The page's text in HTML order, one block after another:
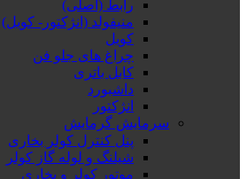
رابط (اصلی)
منیفولد (انژکتور- کویل)
کویل
چراغ های جلو فن
کابل باتری
داشبورد
انژکتور
سرمایش گرمایش
پنل کنترل کولر بخاری
شیلنگ و لوله گاز کولر
موتور کولر و بخاری